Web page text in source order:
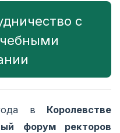
с
в Королевстве
форум ректоров